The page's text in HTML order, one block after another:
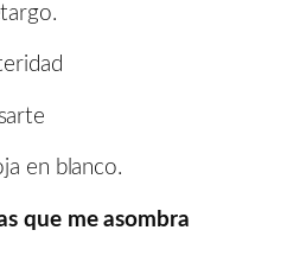
en blanco.
que me asombra